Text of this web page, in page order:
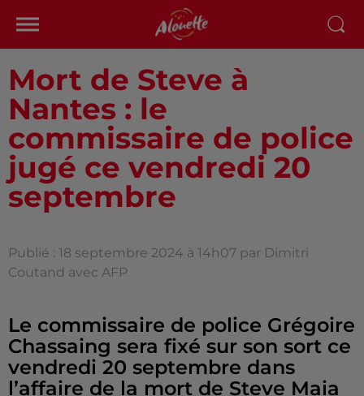
Mort de Steve à
Nantes : le
commissaire de police
jugé ce vendredi 20
septembre
Publié : 18 septembre 2024 à 14h07 par Dimitri
Coutand avec AFP
Le commissaire de police Grégoire
Chassaing sera fixé sur son sort ce
vendredi 20 septembre dans
l’affaire de la mort de Steve Maia